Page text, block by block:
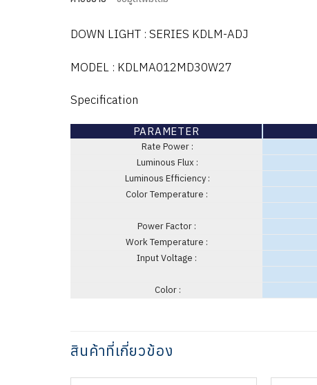
DOWN LIGHT : SERIES KDLM-ADJ
MODEL : KDLMA012MD30W27
Specification
PARAMETER
Rate Power :
Luminous Flux :
Luminous Efficiency :
Color Temperature :
Power Factor :
Work Temperature :
Input Voltage :
Color :
สินค้าที่เกี่ยวข้อง